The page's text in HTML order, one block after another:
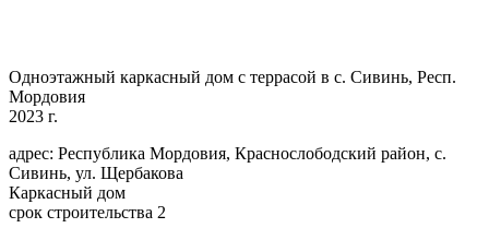
Одноэтажный каркасный дом с террасой в с. Сивинь, Респ.
Мордовия
2023 г.
адрес: Республика Мордовия, Краснослободский район, с.
Сивинь, ул. Щербакова
Каркасный дом
срок строительства 2